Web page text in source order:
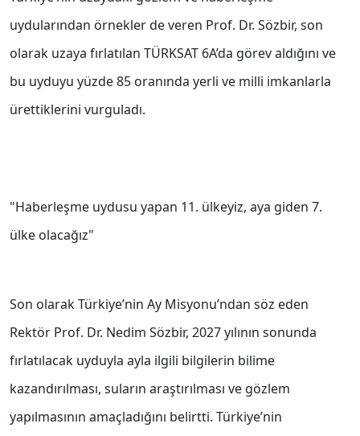
uydularından örnekler de veren Prof. Dr. Sözbir, son
olarak uzaya fırlatılan TÜRKSAT 6A’da görev aldığını ve
bu uyduyu yüzde 85 oranında yerli ve milli imkanlarla
ürettiklerini vurguladı.
"Haberleşme uydusu yapan 11. ülkeyiz, aya giden 7.
ülke olacağız"
Son olarak Türkiye’nin Ay Misyonu’ndan söz eden
Rektör Prof. Dr. Nedim Sözbir, 2027 yılının sonunda
fırlatılacak uyduyla ayla ilgili bilgilerin bilime
kazandırılması, suların araştırılması ve gözlem
yapılmasının amaçladığını belirtti. Türkiye’nin